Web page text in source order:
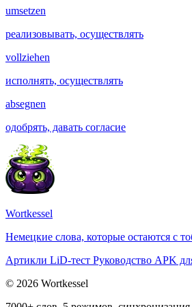
umsetzen
реализовывать, осуществлять
vollziehen
исполнять, осуществлять
absegnen
одобрять, давать согласие
Wortkessel
Немецкие слова, которые остаются с
Артикли LiD-тест Руководство APK
© 2026 Wortkessel